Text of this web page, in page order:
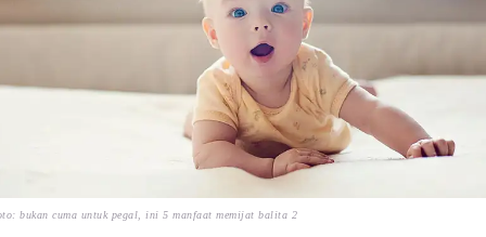
bukan cuma untuk pegal, ini 5 manfaat memijat balita 2